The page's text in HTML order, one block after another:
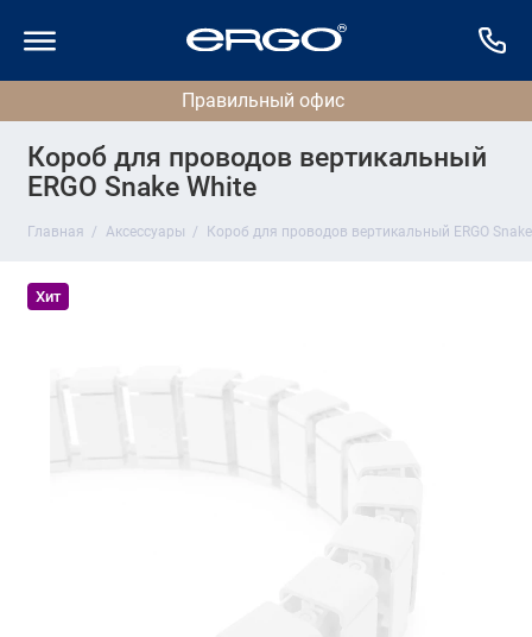
Короб для проводов вертикальный
ERGO Snake White
Главная Аксессуары Короб для проводов вертикальный ERGO
Хит